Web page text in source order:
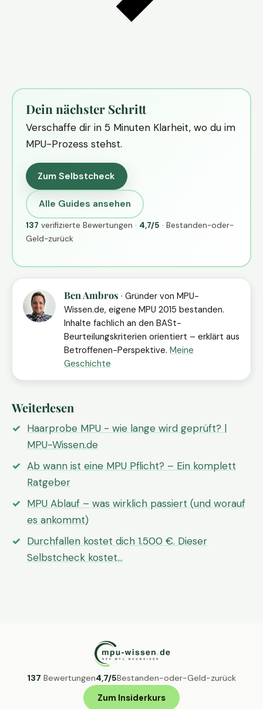
Dein nächster Schritt
Verschaffe dir in 5 Minuten Klarheit, wo du im
MPU-Prozess stehst.
Zum Selbstcheck
Alle Guides ansehen
137 verifizierte Bewertungen · 4,7/5 · Bestanden-oder-
Geld-zurück
Ben Ambros · Gründer von MPU-
Wissen.de, eigene MPU 2015 bestanden.
Inhalte fachlich an den BASt-
Beurteilungskriterien orientiert – erklärt aus
Betroffenen-Perspektive. Meine
Geschichte
Weiterlesen
Haarprobe MPU - wie lange wird geprüft? |
MPU-Wissen.de
Ab wann ist eine MPU Pflicht? – Ein komplett
Ratgeber
MPU Ablauf – was wirklich passiert (und worauf
es ankommt)
Durchfallen kostet dich 1.500 €. Dieser
Selbstcheck kostet…
137 Bewertungen4,7/5Bestanden-oder-Geld-zurück
Zum Insiderkurs